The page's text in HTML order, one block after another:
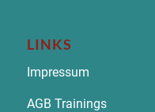
LINKS
Impressum
AGB Trainings